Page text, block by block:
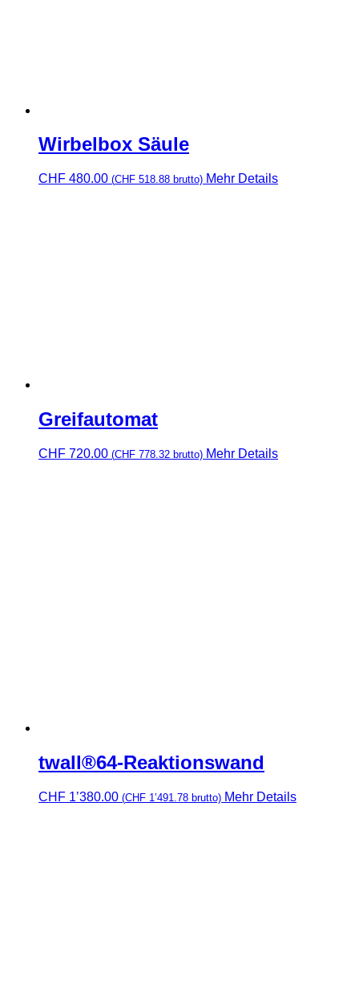
Wirbelbox Säule
CHF 480.00 (CHF 518.88 brutto) Mehr Details
Greifautomat
CHF 720.00 (CHF 778.32 brutto) Mehr Details
twall®64-Reaktionswand
CHF 1’380.00 (CHF 1’491.78 brutto) Mehr Details